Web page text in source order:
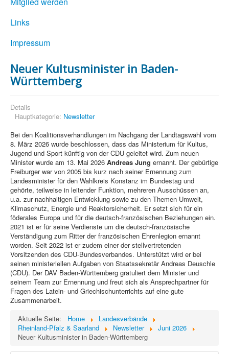
Links
Impressum
Neuer Kultusminister in Baden-
Württemberg
Details
Hauptkategorie: Newsletter
Bei den Koalitionsverhandlungen im Nachgang der Landtagswahl vom
8. März 2026 wurde beschlossen, dass das Ministerium für Kultus,
Jugend und Sport künftig von der CDU geleitet wird. Zum neuen
Minister wurde am 13. Mai 2026 Andreas Jung ernannt. Der gebürtige
Freiburger war von 2005 bis kurz nach seiner Ernennung zum
Landesminister für den Wahlkreis Konstanz im Bundestag und
gehörte, teilweise in leitender Funktion, mehreren Ausschüssen an,
u.a. zur nachhaltigen Entwicklung sowie zu den Themen Umwelt,
Klimaschutz, Energie und Reaktorsicherheit. Er setzt sich für ein
föderales Europa und für die deutsch-französischen Beziehungen ein.
2021 ist er für seine Verdienste um die deutsch-französische
Verständigung zum Ritter der französischen Ehrenlegion ernannt
worden. Seit 2022 ist er zudem einer der stellvertretenden
Vorsitzenden des CDU-Bundesverbandes. Unterstützt wird er bei
seinen ministeriellen Aufgaben von Staatssekretär Andreas Deuschle
(CDU). Der DAV Baden-Württemberg gratuliert dem Minister und
seinem Team zur Ernennung und freut sich als Ansprechpartner für
Fragen des Latein- und Griechischunterrichts auf eine gute
Zusammenarbeit.
Aktuelle Seite:
Home
Landesverbände
Rheinland-Pfalz & Saarland
Newsletter
Juni 2026
Neuer Kultusminister in Baden-Württemberg